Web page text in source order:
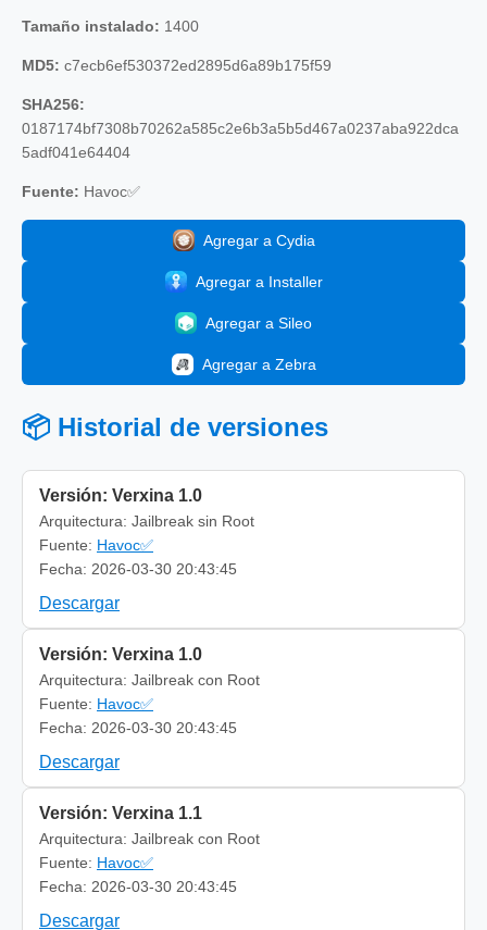
Tamaño instalado: 1400
MD5: c7ecb6ef530372ed2895d6a89b175f59
SHA256:
0187174bf7308b70262a585c2e6b3a5b5d467a0237aba922dca
5adf041e64404
Fuente: Havoc✅
Agregar a Cydia
Agregar a Installer
Agregar a Sileo
Agregar a Zebra
📦 Historial de versiones
Versión: Verxina 1.0
Arquitectura: Jailbreak sin Root
Fuente: Havoc✅
Fecha: 2026-03-30 20:43:45
Descargar
Versión: Verxina 1.0
Arquitectura: Jailbreak con Root
Fuente: Havoc✅
Fecha: 2026-03-30 20:43:45
Descargar
Versión: Verxina 1.1
Arquitectura: Jailbreak con Root
Fuente: Havoc✅
Fecha: 2026-03-30 20:43:45
Descargar